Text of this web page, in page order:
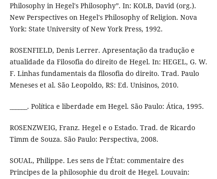
Philosophy in Hegel's Philosophy”. In: KOLB, David (org.).
New Perspectives on Hegel's Philosophy of Religion. Nova
York: State University of New York Press, 1992.
ROSENFIELD, Denis Lerrer. Apresentação da tradução e
atualidade da Filosofia do direito de Hegel. In: HEGEL, G. W.
F. Linhas fundamentais da filosofia do direito. Trad. Paulo
Meneses et al. São Leopoldo, RS: Ed. Unisinos, 2010.
______. Política e liberdade em Hegel. São Paulo: Ática, 1995.
ROSENZWEIG, Franz. Hegel e o Estado. Trad. de Ricardo
Timm de Souza. São Paulo: Perspectiva, 2008.
SOUAL, Philippe. Les sens de l’État: commentaire des
Principes de la philosophie du droit de Hegel. Louvain: